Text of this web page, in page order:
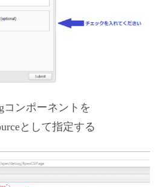
コンポーネントを
として指定する